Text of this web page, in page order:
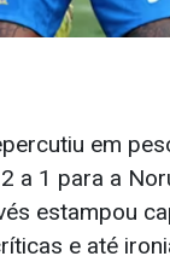
em
a 1 para a
estampou
e até